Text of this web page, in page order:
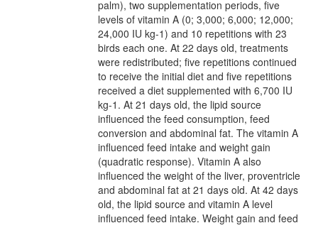
palm), two supplementation periods, five
levels of vitamin A (0; 3,000; 6,000; 12,000;
24,000 IU kg-1) and 10 repetitions with 23
birds each one. At 22 days old, treatments
were redistributed; five repetitions continued
to receive the initial diet and five repetitions
received a diet supplemented with 6,700 IU
kg-1. At 21 days old, the lipid source
influenced the feed consumption, feed
conversion and abdominal fat. The vitamin A
influenced feed intake and weight gain
(quadratic response). Vitamin A also
influenced the weight of the liver, proventricle
and abdominal fat at 21 days old. At 42 days
old, the lipid source and vitamin A level
influenced feed intake. Weight gain and feed